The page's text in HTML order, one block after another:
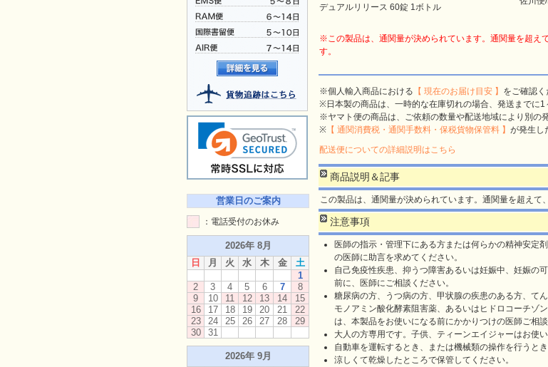
営業日のご案内
：電話受付のお休み
2026年 8月
日
月 火 水 木 金
土
1
2
3 4 5 6 7
8
9
10 11 12 13 14
15
16
17 18 19 20 21
22
23
24 25 26 27 28
29
30
31
2026年 9月
デュアルリリース 60錠 1ボトル
※この製品は、通関量が決められています。通関量を超え
す。
※個人輸入商品における 【 現在のお届け目安 】 をご確認く
※日本製の商品は、一時的な在庫切れの場合、発送までに1
※ヤマト便の商品は、ご依頼の数量や配送地域により別の
※ 【 通関消費税・通関手数料・保税貨物保管料 】 が発生し
配送便についての詳細説明はこちら
商品説明＆記事
この製品は、通関量が決められています。通関量を超えて
注意事項
医師の指示・管理下にある方または何らかの精神安定
の医師に助言を求めてください。
自己免疫性疾患、抑うつ障害あるいは妊娠中、妊娠の
前に、医師にご相談ください。
糖尿病の方、うつ病の方、甲状腺の疾患のある方、て
モノアミン酸化酵素阻害薬、あるいはヒドロコーチゾ
は、本製品をお使いになる前にかかりつけの医師ご相談
大人の方専用です。子供、ティーンエイジャーはお使
自動車を運転するとき、または機械類の操作を行うと
涼しくて乾燥したところで保管してください。